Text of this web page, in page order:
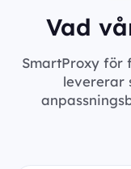
Vad
SmartProxy för
levererar